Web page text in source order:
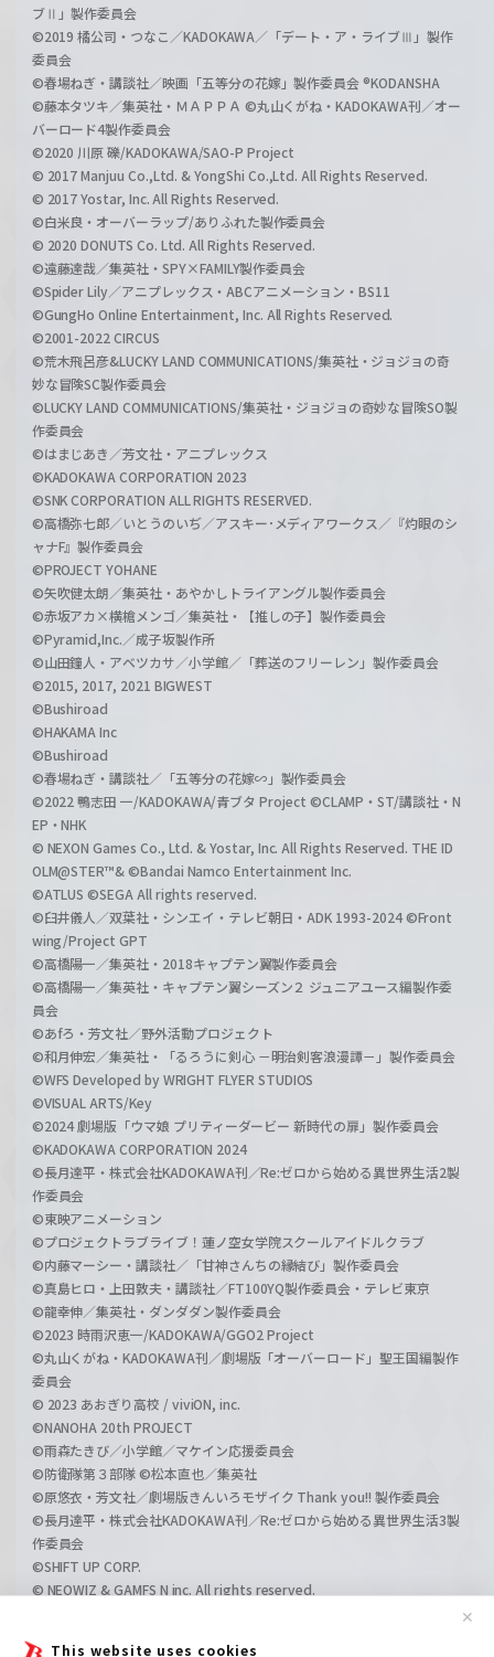
This website uses cookies
✕
ブⅡ」製作委員会
©2019 橘公司・つなこ／KADOKAWA／「デート・ア・ライブⅢ」製作
委員会
©春場ねぎ・講談社／映画「五等分の花嫁」製作委員会 ®KODANSHA
©藤本タツキ／集英社・ＭＡＰＰＡ ©丸山くがね・KADOKAWA刊／オー
バーロード4製作委員会
©2020 川原 礫/KADOKAWA/SAO-P Project
© 2017 Manjuu Co.,Ltd. & YongShi Co.,Ltd. All Rights Reserved.
© 2017 Yostar, Inc. All Rights Reserved.
©白米良・オーバーラップ/ありふれた製作委員会
© 2020 DONUTS Co. Ltd. All Rights Reserved.
©遠藤達哉／集英社・SPY×FAMILY製作委員会
©Spider Lily／アニプレックス・ABCアニメーション・BS11
©GungHo Online Entertainment, Inc. All Rights Reserved.
©2001-2022 CIRCUS
©荒木飛呂彦&LUCKY LAND COMMUNICATIONS/集英社・ジョジョの奇
妙な冒険SC製作委員会
©LUCKY LAND COMMUNICATIONS/集英社・ジョジョの奇妙な冒険SO製
作委員会
©はまじあき／芳文社・アニプレックス
©KADOKAWA CORPORATION 2023
©SNK CORPORATION ALL RIGHTS RESERVED.
©高橋弥七郎／いとうのいぢ／アスキー･メディアワークス／『灼眼のシ
ャナF』製作委員会
©PROJECT YOHANE
©矢吹健太朗／集英社・あやかしトライアングル製作委員会
©赤坂アカ×横槍メンゴ／集英社・【推しの子】製作委員会
©Pyramid,Inc.／成子坂製作所
©山田鐘人・アベツカサ／小学館／「葬送のフリーレン」製作委員会
©2015, 2017, 2021 BIGWEST
©Bushiroad
©HAKAMA Inc
©Bushiroad
©春場ねぎ・講談社／「五等分の花嫁∽」製作委員会
©2022 鴨志田 一/KADOKAWA/青ブタ Project ©CLAMP・ST/講談社・N
EP・NHK
© NEXON Games Co., Ltd. & Yostar, Inc. All Rights Reserved. THE ID
OLM@STER™& ©Bandai Namco Entertainment Inc.
©ATLUS ©SEGA All rights reserved.
©臼井儀人／双葉社・シンエイ・テレビ朝日・ADK 1993-2024 ©Front
wing/Project GPT
©高橋陽一／集英社・2018キャプテン翼製作委員会
©高橋陽一／集英社・キャプテン翼シーズン２ ジュニアユース編製作委
員会
©あfろ・芳文社／野外活動プロジェクト
©和月伸宏／集英社・「るろうに剣心 －明治剣客浪漫譚－」製作委員会
©WFS Developed by WRIGHT FLYER STUDIOS
©VISUAL ARTS/Key
©2024 劇場版「ウマ娘 プリティーダービー 新時代の扉」製作委員会
©KADOKAWA CORPORATION 2024
©長月達平・株式会社KADOKAWA刊／Re:ゼロから始める異世界生活2製
作委員会
©東映アニメーション
©プロジェクトラブライブ！蓮ノ空女学院スクールアイドルクラブ
©内藤マーシー・講談社／「甘神さんちの縁結び」製作委員会
©真島ヒロ・上田敦夫・講談社／FT100YQ製作委員会・テレビ東京
©龍幸伸／集英社・ダンダダン製作委員会
©2023 時雨沢恵一/KADOKAWA/GGO2 Project
©丸山くがね・KADOKAWA刊／劇場版「オーバーロード」聖王国編製作
委員会
© 2023 あおぎり高校 / viviON, inc.
©NANOHA 20th PROJECT
©雨森たきび／小学館／マケイン応援委員会
©防衛隊第３部隊 ©松本直也／集英社
©原悠衣・芳文社／劇場版きんいろモザイク Thank you!! 製作委員会
©長月達平・株式会社KADOKAWA刊／Re:ゼロから始める異世界生活3製
作委員会
©SHIFT UP CORP.
© NEOWIZ & GAMFS N inc. All rights reserved.